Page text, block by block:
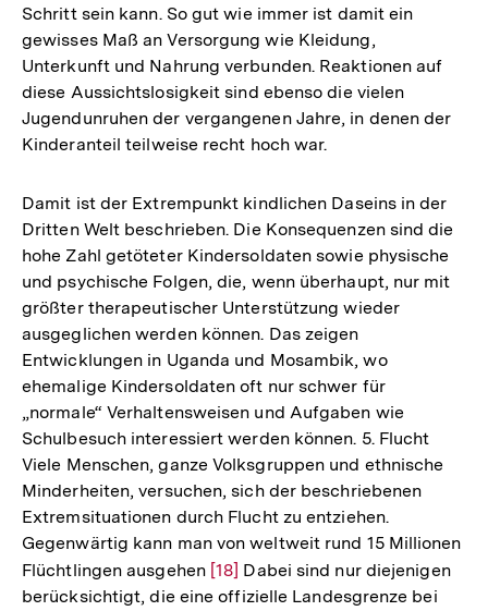
Schritt sein kann. So gut wie immer ist damit ein
gewisses Maß an Versorgung wie Kleidung,
Unterkunft und Nahrung verbunden. Reaktionen auf
diese Aussichtslosigkeit sind ebenso die vielen
Jugendunruhen der vergangenen Jahre, in denen der
Kinderanteil teilweise recht hoch war.
Damit ist der Extrempunkt kindlichen Daseins in der
Dritten Welt beschrieben. Die Konsequenzen sind die
hohe Zahl getöteter Kindersoldaten sowie physische
und psychische Folgen, die, wenn überhaupt, nur mit
größter therapeutischer Unterstützung wieder
ausgeglichen werden können. Das zeigen
Entwicklungen in Uganda und Mosambik, wo
ehemalige Kindersoldaten oft nur schwer für
„normale“ Verhaltensweisen und Aufgaben wie
Schulbesuch interessiert werden können. 5. Flucht
Viele Menschen, ganze Volksgruppen und ethnische
Minderheiten, versuchen, sich der beschriebenen
Extremsituationen durch Flucht zu entziehen.
Gegenwärtig kann man von weltweit rund 15 Millionen
Flüchtlingen ausgehen Zur
Auflösung
[18] Dabei sind nur diejenigen
berücksichtigt, die eine offizielle Landesgrenze bei